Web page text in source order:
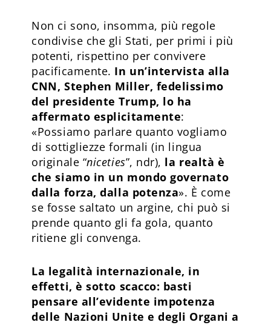
Non ci sono, insomma, più regole
condivise che gli Stati, per primi i più
potenti, rispettino per convivere
pacificamente. In un’intervista alla
CNN, Stephen Miller, fedelissimo
del presidente Trump, lo ha
affermato esplicitamente:
«Possiamo parlare quanto vogliamo
di sottigliezze formali (in lingua
originale “niceties”, ndr), la realtà è
che siamo in un mondo governato
dalla forza, dalla potenza». È come
se fosse saltato un argine, chi può si
prende quanto gli fa gola, quanto
ritiene gli convenga.
La legalità internazionale, in
effetti, è sotto scacco: basti
pensare all’evidente impotenza
delle Nazioni Unite e degli Organi a